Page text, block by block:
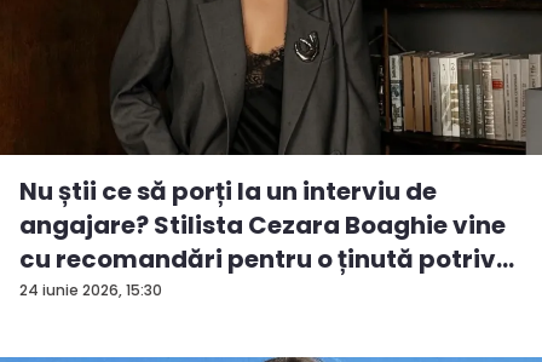
24 iunie 2026, 15:30
Nu știi ce să porți la un interviu de
angajare? Stilista Cezara Boaghie vine
cu recomandări pentru o ținută potriv...